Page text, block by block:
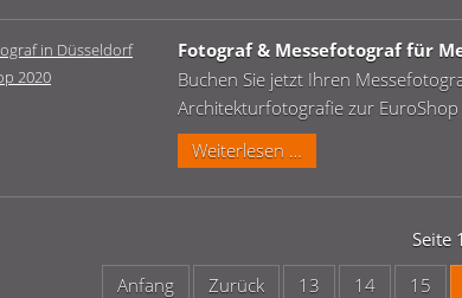
die
Messesaison
2020
Fotograf & Messefotograf für
Buchen Sie jetzt Ihren
Architekturfotografie zur
Weiterlesen …
Messen
in
Seite
Anfang
Zurück 13 14 15